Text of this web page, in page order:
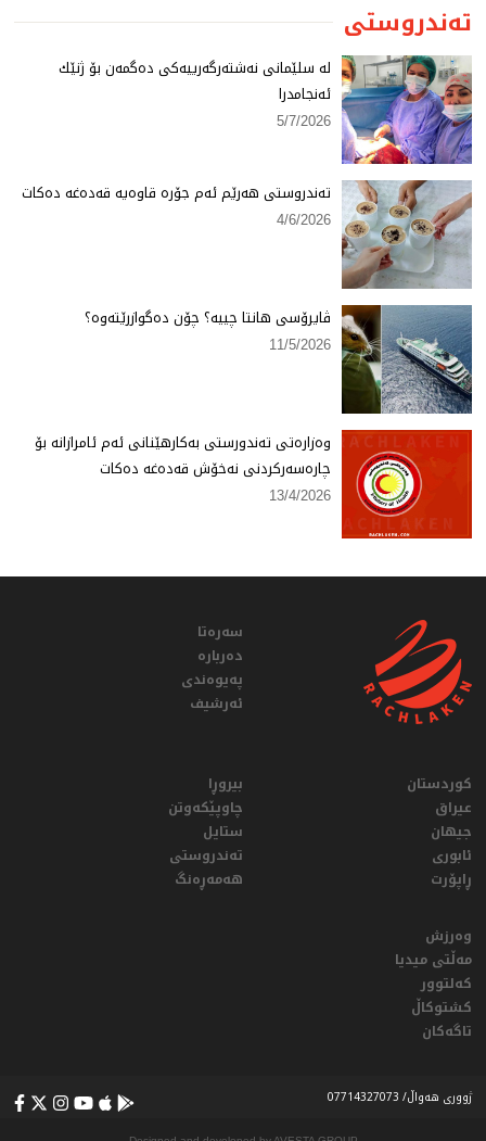
تەندروستی
لە سلێمانی نەشتەرگەرییەكی دەگمەن بۆ ژنێك
ئەنجامدرا
5/7/2026
تەندروستی هەرێم ئەم جۆرە قاوەیە قەدەغە دەكات
4/6/2026
ڤایرۆسی هانتا چییە؟ چۆن دەگوازرێتەوە؟
11/5/2026
وەزارەتی تەندورستی بەكارهێنانی ئەم ئامرازانە بۆ
چارەسەركردنی نەخۆش قەدەغە دەكات
13/4/2026
سەرەتا
دەربارە
پەیوەندی
ئەرشیف
کوردستان
عيراق
جیهان
ئابوری
ڕاپۆرت
بیروڕا
چاوپێکەوتن
ستایل
تەندروستی
هەمەڕەنگ
وەرزش
مەڵتی میدیا
کەلتوور
کشتوکاڵ
تاگەکان
ژووری هەواڵ/ 07714327073